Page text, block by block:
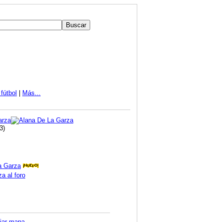
Más...
Garza
al foro